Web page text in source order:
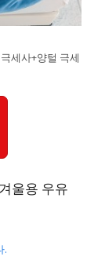
세사+양털 극세
울용 우유
.